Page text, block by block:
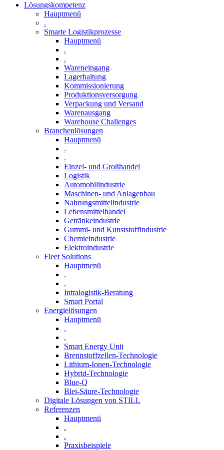
Lösungskompetenz
Hauptmenü
.
Smarte Logistikprozesse
Hauptmenü
.
.
Wareneingang
Lagerhaltung
Kommissionierung
Produktionsversorgung
Verpackung und Versand
Warenausgang
Warehouse Challenges
Branchenlösungen
Hauptmenü
.
.
Einzel- und Großhandel
Logistik
Automobilindustrie
Maschinen- und Anlagenbau
Nahrungsmittelindustrie
Lebensmittelhandel
Getränkeindustrie
Gummi­- und Kunststoffindustrie
Chemieindustrie
Elektroindustrie
Fleet Solutions
Hauptmenü
.
.
Intralogistik-Beratung
Smart Portal
Energielösungen
Hauptmenü
.
.
Smart Energy Unit
Brennstoffzellen-Technologie
Lithium-Ionen-Technologie
Hybrid-Technologie
Blue-Q
Blei-Säure-Technologie
Digitale Lösungen von STILL
Referenzen
Hauptmenü
.
.
Praxisbeispiele